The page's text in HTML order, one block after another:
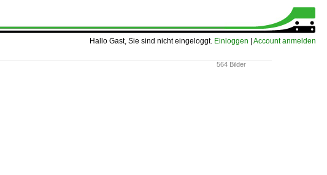
Hallo Gast, Sie sind nicht eingeloggt. Einloggen Account anmelden
564 Bilder